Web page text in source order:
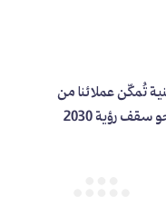
تُمكّن عملائنا من
رؤية 2030